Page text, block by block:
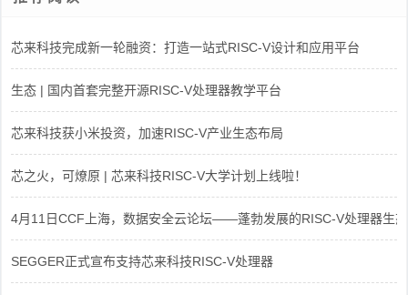
芯来科技完成新一轮融资：打造一站式RISC-V设计和应用平台
生态 | 国内首套完整开源RISC-V处理器教学平台
芯来科技获小米投资，加速RISC-V产业生态布局
芯之火，可燎原 | 芯来科技RISC-V大学计划上线啦！
4月11日CCF上海，数据安全云论坛——蓬勃发展的RISC-V处理器生态
SEGGER正式宣布支持芯来科技RISC-V处理器